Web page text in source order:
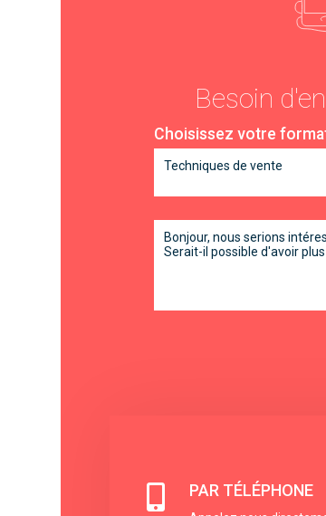
Besoin
Choisissez votre
 PAR TÉLÉPHONE